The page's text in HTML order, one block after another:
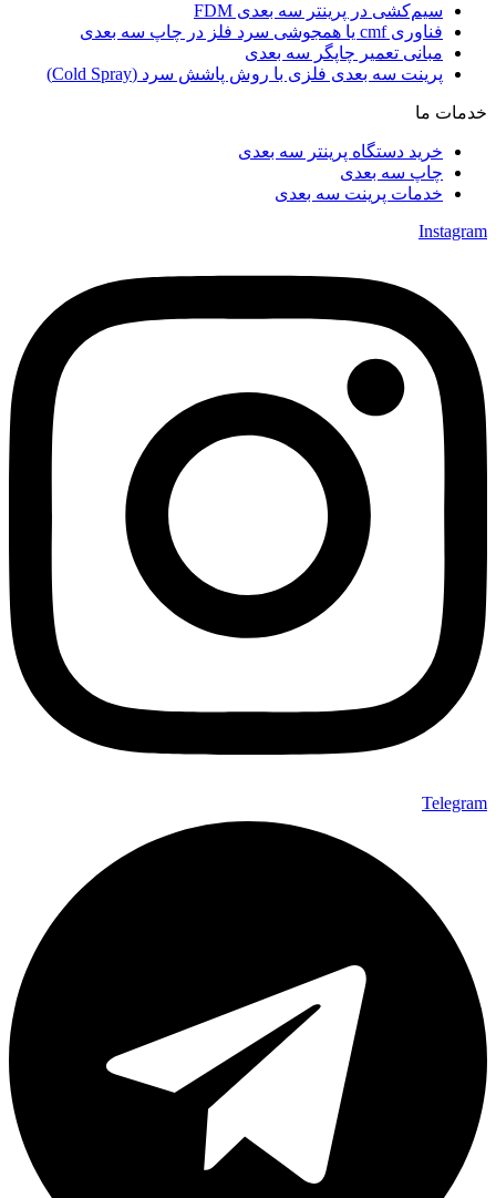
سیم‌کشی در پرینتر سه بعدی FDM
فناوری cmf یا همجوشی سرد فلز در چاپ سه بعدی
مبانی تعمیر چاپگر سه بعدی
پرینت سه بعدی فلزی با روش پاشش سرد (Cold Spray)
خدمات ما
خرید دستگاه پرینتر سه بعدی
چاپ سه بعدی
خدمات پرینت سه بعدی
Instagram
Telegram